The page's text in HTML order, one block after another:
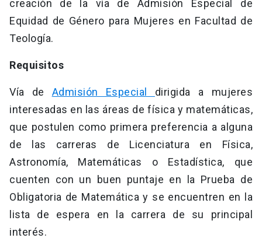
creación de la vía de Admisión Especial de
Equidad de Género para Mujeres en Facultad de
Teología.
Requisitos
Vía de Admisión Especial dirigida a mujeres
interesadas en las áreas de física y matemáticas,
que postulen como primera preferencia a alguna
de las carreras de Licenciatura en Física,
Astronomía, Matemáticas o Estadística, que
cuenten con un buen puntaje en la Prueba de
Obligatoria de Matemática y se encuentren en la
lista de espera en la carrera de su principal
interés.